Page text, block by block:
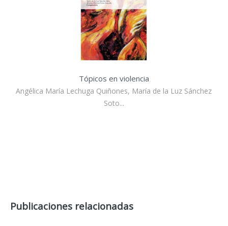
Tópicos en violencia
Angélica María Lechuga Quiñones, María de la Luz Sánchez
Soto...
Publicaciones relacionadas